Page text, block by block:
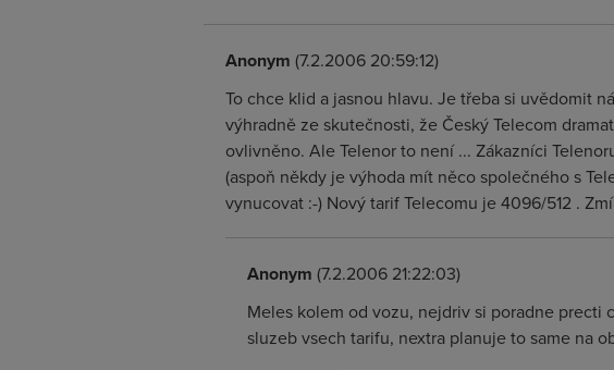
Anonym (7.2.2006 20:59:12)
To chce klid a jasnou hlavu. Je třeba si uvědomit
výhradně ze skutečnosti, že Český Telecom
ovlivněno. Ale Telenor to není ... Zákazníci
(aspoň někdy je výhoda mít něco společného s
vynucovat :-) Nový tarif Telecomu je 4096/512 .
Anonym (7.2.2006 21:22:03)
Meles kolem od vozu, nejdriv si poradne precti
sluzeb vsech tarifu, nextra planuje to same na